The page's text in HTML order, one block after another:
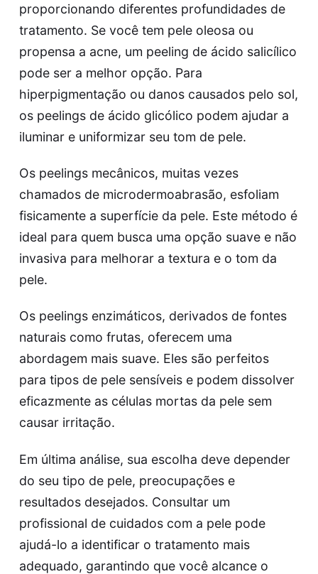
proporcionando diferentes profundidades de
tratamento. Se você tem pele oleosa ou
propensa a acne, um peeling de ácido salicílico
pode ser a melhor opção. Para
hiperpigmentação ou danos causados pelo sol,
os peelings de ácido glicólico podem ajudar a
iluminar e uniformizar seu tom de pele.
Os peelings mecânicos, muitas vezes
chamados de microdermoabrasão, esfoliam
fisicamente a superfície da pele. Este método é
ideal para quem busca uma opção suave e não
invasiva para melhorar a textura e o tom da
pele.
Os peelings enzimáticos, derivados de fontes
naturais como frutas, oferecem uma
abordagem mais suave. Eles são perfeitos
para tipos de pele sensíveis e podem dissolver
eficazmente as células mortas da pele sem
causar irritação.
Em última análise, sua escolha deve depender
do seu tipo de pele, preocupações e
resultados desejados. Consultar um
profissional de cuidados com a pele pode
ajudá-lo a identificar o tratamento mais
adequado, garantindo que você alcance o